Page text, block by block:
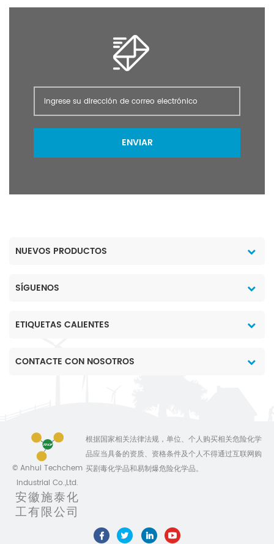
ENVIAR
NUEVOS PRODUCTOS
SÍGUENOS
ETIQUETAS CALIENTES
CONTACTE CON NOSOTROS
© Anhui Techchem
Industrial Co.,Ltd.
安徽施泰化
工有限公司
根据国家相关法律法规，单位、个人购买相关危险化学
品应当具备的资质、资格条件及个人不得通过互联网购
买剧毒化学品和易制爆危险化学品。